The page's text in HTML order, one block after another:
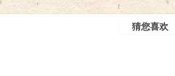
猜您喜欢